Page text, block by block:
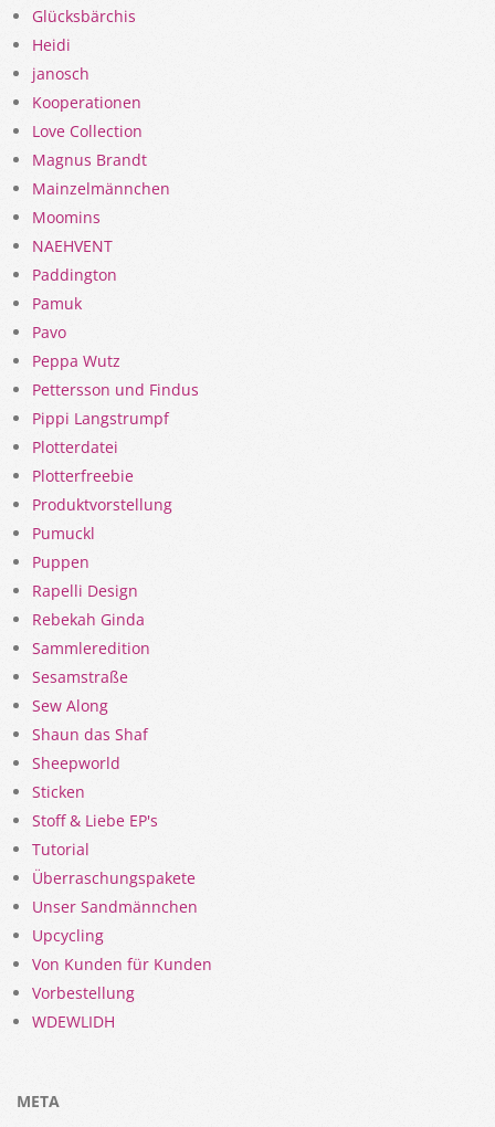
Glücksbärchis
Heidi
janosch
Kooperationen
Love Collection
Magnus Brandt
Mainzelmännchen
Moomins
NAEHVENT
Paddington
Pamuk
Pavo
Peppa Wutz
Pettersson und Findus
Pippi Langstrumpf
Plotterdatei
Plotterfreebie
Produktvorstellung
Pumuckl
Puppen
Rapelli Design
Rebekah Ginda
Sammleredition
Sesamstraße
Sew Along
Shaun das Shaf
Sheepworld
Sticken
Stoff & Liebe EP's
Tutorial
Überraschungspakete
Unser Sandmännchen
Upcycling
Von Kunden für Kunden
Vorbestellung
WDEWLIDH
META